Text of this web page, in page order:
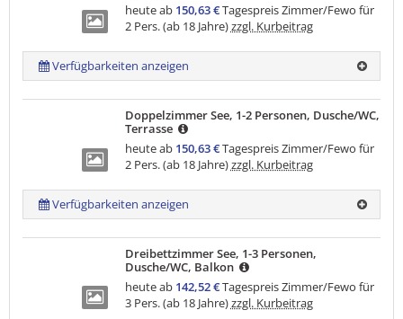
heute ab 150,63 €Tagespreis Zimmer/Fewo für
2 Pers. (ab 18 Jahre)zzgl. Kurbeitrag
Verfügbarkeiten anzeigen
Doppelzimmer See, 1-2 Personen, Dusche/WC,
Terrasse
heute ab 150,63 €Tagespreis Zimmer/Fewo für
2 Pers. (ab 18 Jahre)zzgl. Kurbeitrag
Verfügbarkeiten anzeigen
Dreibettzimmer See, 1-3 Personen,
Dusche/WC, Balkon
heute ab 142,52 €Tagespreis Zimmer/Fewo für
3 Pers. (ab 18 Jahre)zzgl. Kurbeitrag